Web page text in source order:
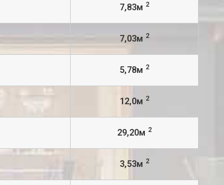
7,83м 2
7,03м 2
5,78м 2
12,0м 2
29,20м 2
3,53м 2